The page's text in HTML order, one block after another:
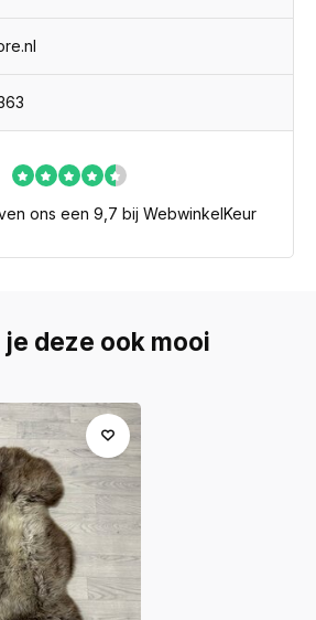
ons een 9,7 bij WebwinkelKeur
deze ook mooi